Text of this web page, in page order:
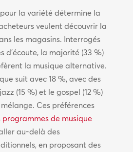
la variété détermine la
veulent découvrir la
les magasins. Interrogés
d’écoute, la majorité (33 %)
la musique alternative.
suit avec 18 %, avec des
(15 %) et le gospel (12 %)
Ces préférences
programmes de musique
au-delà des
en proposant des